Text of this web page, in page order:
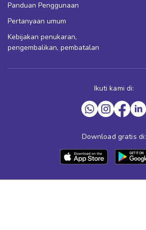
Panduan Penggunaan
Pertanyaan umum
Kebijakan penukaran,
pengembalikan, pembatalan
Ikuti kami di:
Download gratis di: